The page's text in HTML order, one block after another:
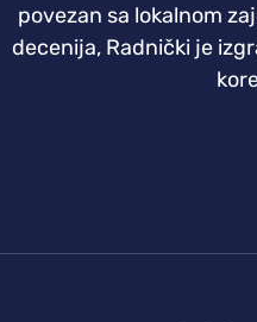
povezan sa lokalnom
decenija, Radnički je